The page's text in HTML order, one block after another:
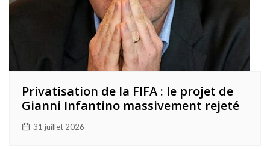
Privatisation de la FIFA : le projet de
Gianni Infantino massivement rejeté
31 juillet 2026